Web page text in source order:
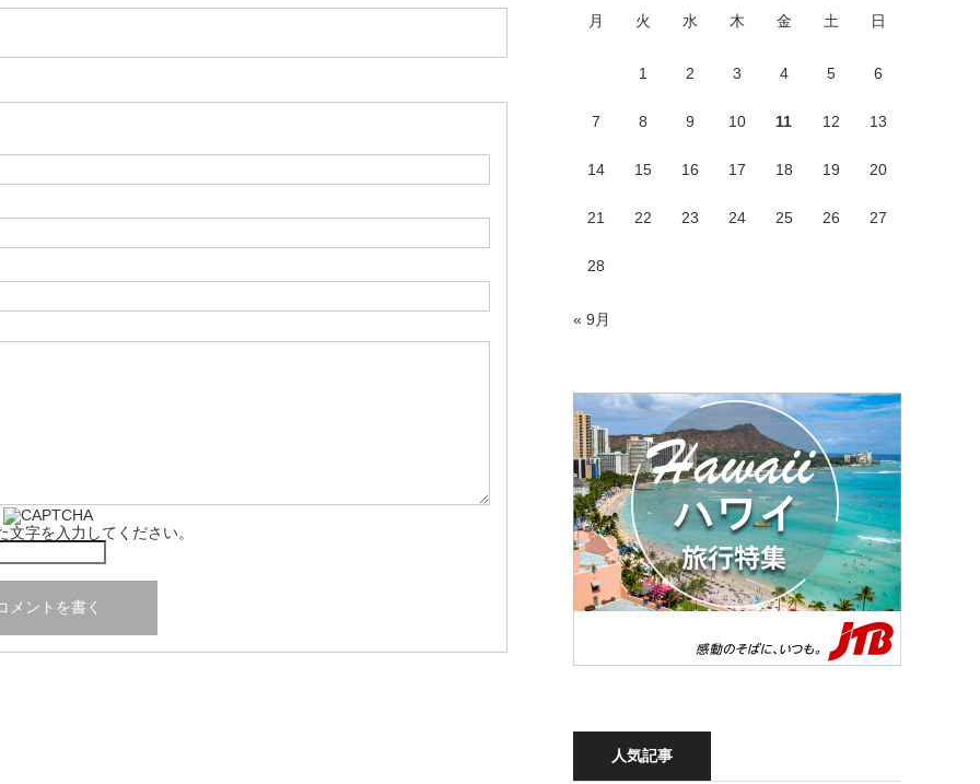
文字を入力してください。
月 火 水 木 金 土 日
1 2 3 4 5 6
7 8 9 10 11 12 13
14 15 16 17 18 19 20
21 22 23 24 25 26 27
28
« 9月
人気記事